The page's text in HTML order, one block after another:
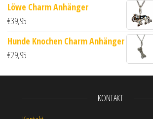
Löwe Charm Anhänger
€39,95
Hunde Knochen Charm Anhänger
€29,95
KONTAKT